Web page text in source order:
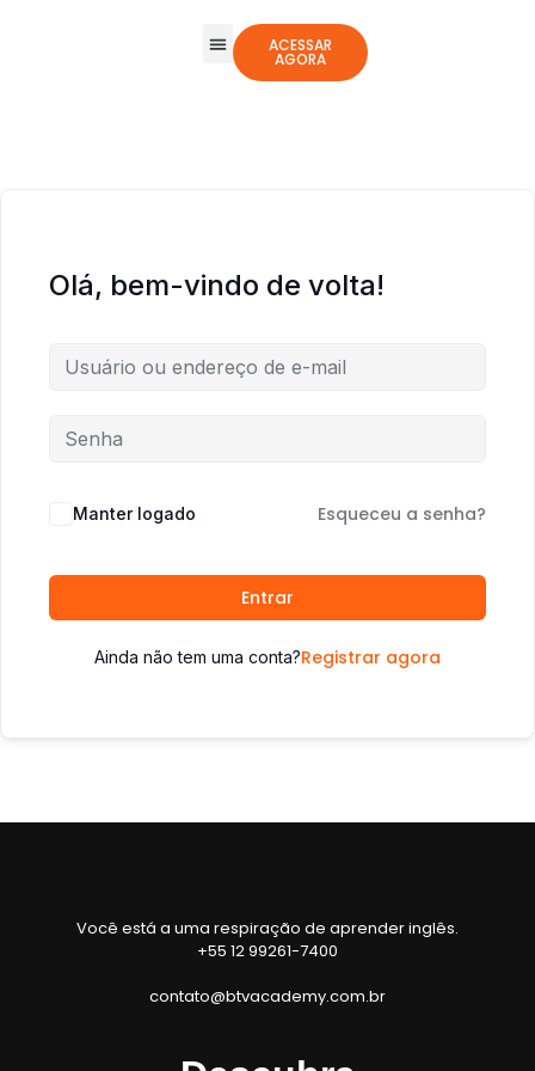
ACESSAR
AGORA
Olá, bem-vindo de volta!
Manter logado Esqueceu a senha?
Entrar
Ainda não tem uma conta?Registrar agora
Você está a uma respiração de aprender inglês.
+55 12 99261-7400
contato@btvacademy.com.br